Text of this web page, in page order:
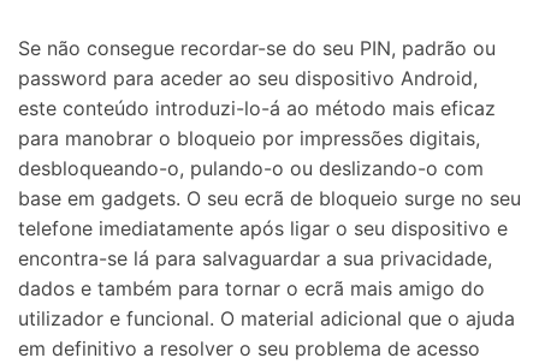
Se não consegue recordar-se do seu PIN, padrão ou
password para aceder ao seu dispositivo Android,
este conteúdo introduzi-lo-á ao método mais eficaz
para manobrar o bloqueio por impressões digitais,
desbloqueando-o, pulando-o ou deslizando-o com
base em gadgets. O seu ecrã de bloqueio surge no seu
telefone imediatamente após ligar o seu dispositivo e
encontra-se lá para salvaguardar a sua privacidade,
dados e também para tornar o ecrã mais amigo do
utilizador e funcional. O material adicional que o ajuda
em definitivo a resolver o seu problema de acesso